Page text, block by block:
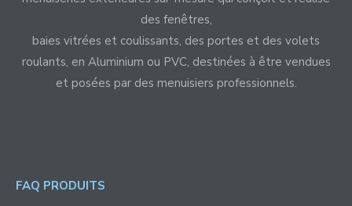
des fenêtres,
baies vitrées et coulissants, des portes et des volets
roulants, en Aluminium ou PVC, destinées à être vendues
et posées par des menuisiers professionnels.
FAQ PRODUITS